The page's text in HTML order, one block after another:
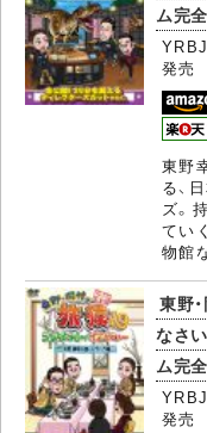
ム完
発売
東野
る、
ズ。
てい
物館
東野
なさ
ム完
発売